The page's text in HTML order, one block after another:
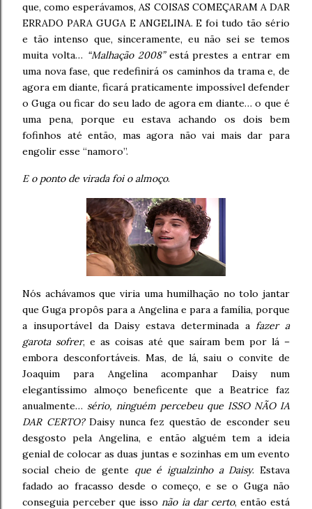
que, como esperávamos, AS COISAS COMEÇARAM A DAR
ERRADO PARA GUGA E ANGELINA. E foi tudo tão sério
e tão intenso que, sinceramente, eu não sei se temos
muita volta… “Malhação 2008”está prestes a entrar em
uma nova fase, que redefinirá os caminhos da trama e, de
agora em diante, ficará praticamente impossível defender
o Guga ou ficar do seu lado de agora em diante… o que é
uma pena, porque eu estava achando os dois bem
fofinhos até então, mas agora não vai mais dar para
engolir esse “namoro”.
E o ponto de virada foi o almoço.
Nós achávamos que viria uma humilhação no tolo jantar
que Guga propôs para a Angelina e para a família, porque
a insuportável da Daisy estava determinada afazer a
garota sofrer, e as coisas até que saíram bem por lá –
embora desconfortáveis. Mas, de lá, saiu o convite de
Joaquim para Angelina acompanhar Daisy num
elegantíssimo almoço beneficente que a Beatrice faz
anualmente… sério, ninguém percebeu que ISSO NÃO IA
DAR CERTO?Daisy nunca fez questão de esconder seu
desgosto pela Angelina, e então alguém tem a ideia
genial de colocar as duas juntas e sozinhas em um evento
social cheio de gente que é igualzinho a Daisy. Estava
fadado ao fracasso desde o começo, e se o Guga não
conseguia perceber que issonão ia dar certo, então está